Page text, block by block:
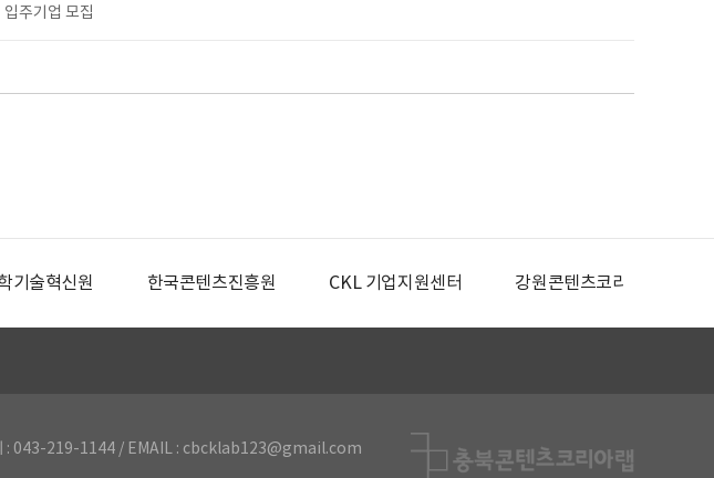
주기업 모집
기술혁신원 한국콘텐츠진흥원 CKL 기업지원센터 강원콘텐츠코리아랩
: 043-219-1144 / EMAIL : cbcklab123@gmail.com